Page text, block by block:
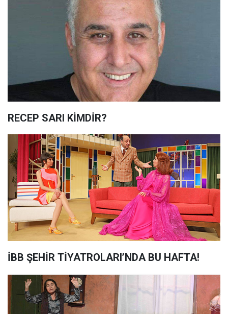
RECEP SARI KİMDİR?
İBB ŞEHİR TİYATROLARI’NDA BU HAFTA!